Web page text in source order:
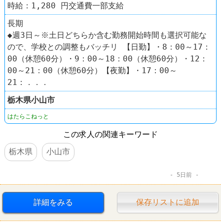
時給：1,280 円交通費一部支給
長期
◆週3日～※土日どちらか含む勤務開始時間も選択可能な
ので、学校との調整もバッチリ 【日勤】・8：00～17：
00（休憩60分）・9：00～18：00（休憩60分）・12：
00～21：00（休憩60分）【夜勤】・17：00～
21：．．．
栃木県小山市
はたらこねっと
この求人の関連キーワード
栃木県
小山市
5日前
詳細をみる 保存リストに追加